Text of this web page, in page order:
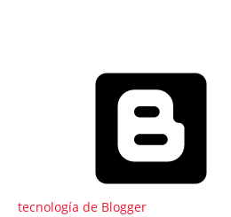
tecnología de Blogger